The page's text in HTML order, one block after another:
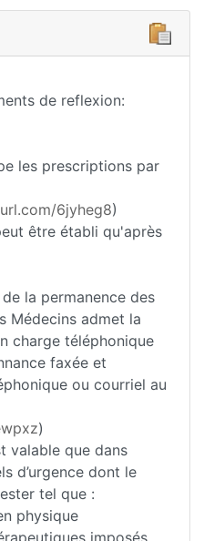
de reflexion:
les prescriptions par
6jyheg8)
être établi qu'après
la permanence des
Médecins admet la
charge téléphonique
faxée et
ou courriel au
)
valable que dans
d’urgence dont le
tel que :
physique